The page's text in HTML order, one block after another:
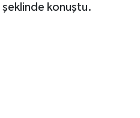
şeklinde konuştu.